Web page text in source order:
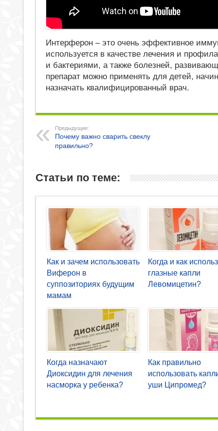
Интерферон – это очень эффективное
используется в качестве лечения и
и бактериями, а также болезней,
препарат можно применять для детей,
назначать квалифицированный врач.
Предыдущие:
Почему важно сварить свеклу
правильно?
Статьи по теме:
Как и зачем использовать
Виферон в
суппозиториях будущим
мамам
Когда и как
глазные капли
Левомицетин?
Когда назначают
Диоксидин для лечения
насморка у ребенка?
Как правильно
использовать
уши Ципромед?